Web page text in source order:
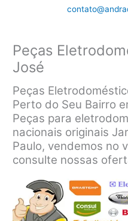
Peças
José
Peças
Perto do Seu Bairro
Peças para
nacionais originais
Paulo, vendemos no
consulte nossas